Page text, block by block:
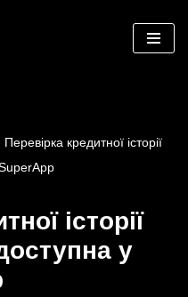
Перевірка кредитної історії
історії
у